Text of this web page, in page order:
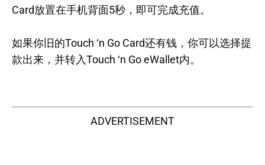
Card放置在手机背面5秒，即可完成充值。
如果你旧的Touch ‘n Go Card还有钱，你可以选择提
款出来，并转入Touch ‘n Go eWallet内。
ADVERTISEMENT